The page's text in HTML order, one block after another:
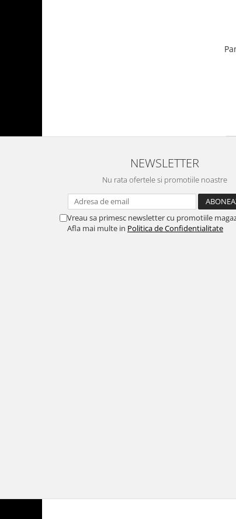
NEWSLETTER
Nu rata ofertele si promotiile noastre
Vreau sa primesc newsletter cu promotiile
Afla mai multe in Politica de Confidentialitate